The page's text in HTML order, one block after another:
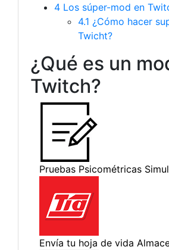
4 Los súper-mod en
4.1 ¿Cómo hacer
Twicht?
¿Qué es un
Twitch?